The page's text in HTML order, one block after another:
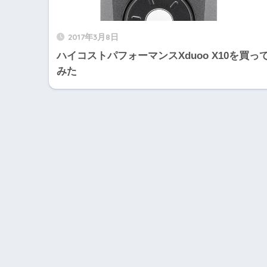
2017年3月8日
ハイコストパフォーマンスXduoo X10を買っ
みた